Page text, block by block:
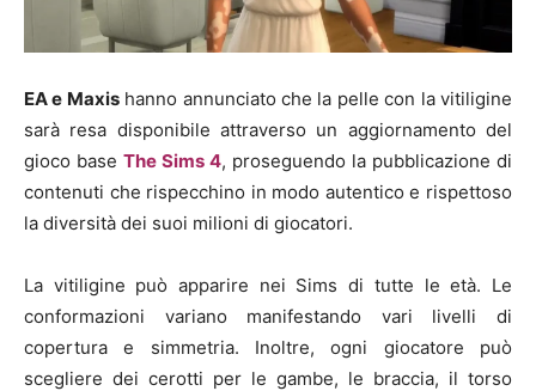
EA e Maxishanno annunciato che la pelle con la vitiligine
sarà resa disponibile attraverso un aggiornamento del
gioco base The Sims 4, proseguendo la pubblicazione di
contenuti che rispecchino in modo autentico e rispettoso
la diversità dei suoi milioni di giocatori.
La vitiligine può apparire nei Sims di tutte le età. Le
conformazioni variano manifestando vari livelli di
copertura e simmetria. Inoltre, ogni giocatore può
scegliere dei cerotti per le gambe, le braccia, il torso